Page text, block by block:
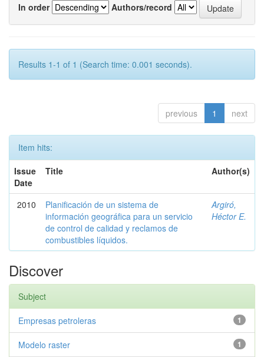
In order
Authors/record
Results 1-1 of 1 (Search time: 0.001 seconds).
previous 1 next
Item hits:
Issue
Date
Title Author(s)
2010
Planificación de un sistema de
información geográfica para un servicio
de control de calidad y reclamos de
combustibles líquidos.
Argiró,
Héctor E.
Discover
Subject
1
Empresas petroleras
1
Modelo raster